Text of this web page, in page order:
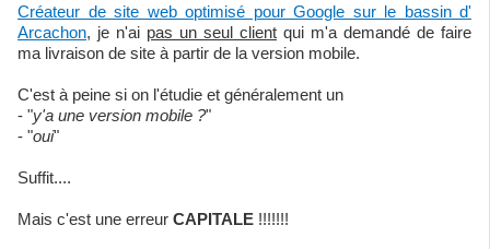
Créateur de site web optimisé pour Google sur le bassin d'
Arcachon, je n'ai pas un seul client qui m'a demandé de faire
ma livraison de site à partir de la version mobile.
C'est à peine si on l'étudie et généralement un
- "y'a une version mobile ?"
- "oui"
Suffit....
Mais c'est une erreur CAPITALE !!!!!!!